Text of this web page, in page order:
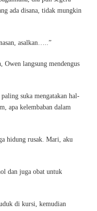
ada disana, tidak mungkin
asalkan…..”
Owen langsung mendengus
suka mengatakan hal-
apa kelembaban dalam
hidung rusak. Mari, aku
dan juga obat untuk
di kursi, kemudian